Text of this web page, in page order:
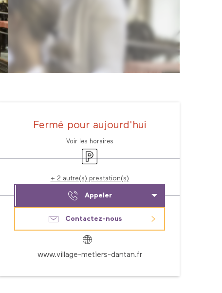
Ouverture et
Fermé pour aujourd'hui
Voir les horaires
Parking
+ 2 autre(s) prestation(s)
Appeler
Contactez-nous
www.village-metiers-dantan.fr